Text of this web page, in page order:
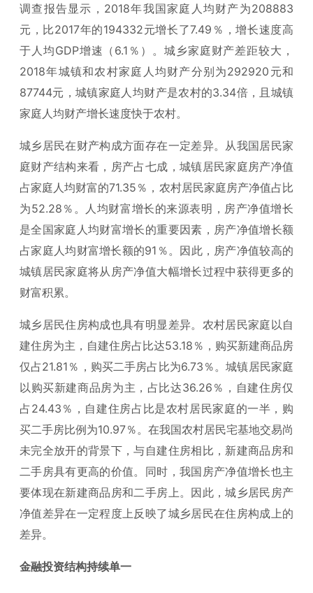
调查报告显示，2018年我国家庭人均财产为208883
元，比2017年的194332元增长了7.49％，增长速度高
于人均GDP增速（6.1％）。城乡家庭财产差距较大，
2018年城镇和农村家庭人均财产分别为292920元和
87744元，城镇家庭人均财产是农村的3.34倍，且城镇
家庭人均财产增长速度快于农村。
城乡居民在财产构成方面存在一定差异。从我国居民家
庭财产结构来看，房产占七成，城镇居民家庭房产净值
占家庭人均财富的71.35％，农村居民家庭房产净值占比
为52.28％。人均财富增长的来源表明，房产净值增长
是全国家庭人均财富增长的重要因素，房产净值增长额
占家庭人均财富增长额的91％。因此，房产净值较高的
城镇居民家庭将从房产净值大幅增长过程中获得更多的
财富积累。
城乡居民住房构成也具有明显差异。农村居民家庭以自
建住房为主，自建住房占比达53.18％，购买新建商品房
仅占21.81％，购买二手房占比为6.73％。城镇居民家庭
以购买新建商品房为主，占比达36.26％，自建住房仅
占24.43％，自建住房占比是农村居民家庭的一半，购
买二手房比例为10.97％。在我国农村居民宅基地交易尚
未完全放开的背景下，与自建住房相比，新建商品房和
二手房具有更高的价值。同时，我国房产净值增长也主
要体现在新建商品房和二手房上。因此，城乡居民房产
净值差异在一定程度上反映了城乡居民在住房构成上的
差异。
金融投资结构持续单一